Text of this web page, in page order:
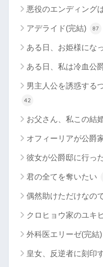
悪役のエンディング
アデライド(完結) 87
ある日、お姫様にな
ある日、私は冷血公
男主人公を誘惑する
42
お父さん、私この結
オフィーリアが公爵
彼女が公爵邸に行っ
君の全てを奪いたい
偶然助けただけなの
クロヒョウ家のユキ
外科医エリーゼ(完結)
皇女、反逆者に刻印